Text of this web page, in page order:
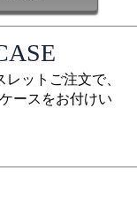
ットご注文で、
ースをお付けい